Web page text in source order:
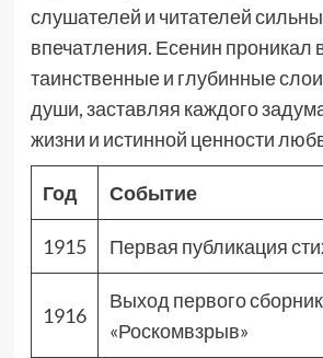
слушателей и читателей
впечатления. Есенин проникал
таинственные и глубинные
души, заставляя каждого
жизни и истинной ценности
Год Событие
1915 Первая публикация
1916
Выход первого
«Роскомвзрыв»